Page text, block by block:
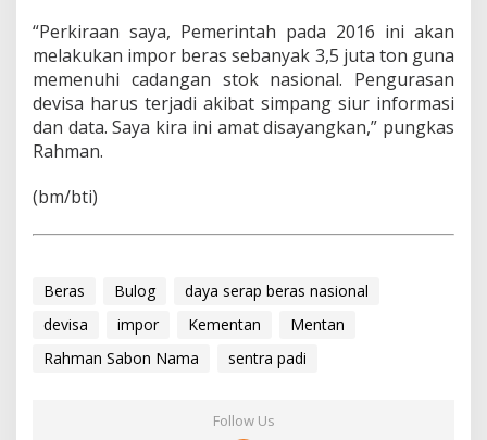
“Perkiraan saya, Pemerintah pada 2016 ini akan
melakukan impor beras sebanyak 3,5 juta ton guna
memenuhi cadangan stok nasional. Pengurasan
devisa harus terjadi akibat simpang siur informasi
dan data. Saya kira ini amat disayangkan,” pungkas
Rahman.
(bm/bti)
Beras Bulog
daya serap beras nasional
devisa
impor Kementan
Mentan
Rahman Sabon Nama
sentra padi
Follow Us